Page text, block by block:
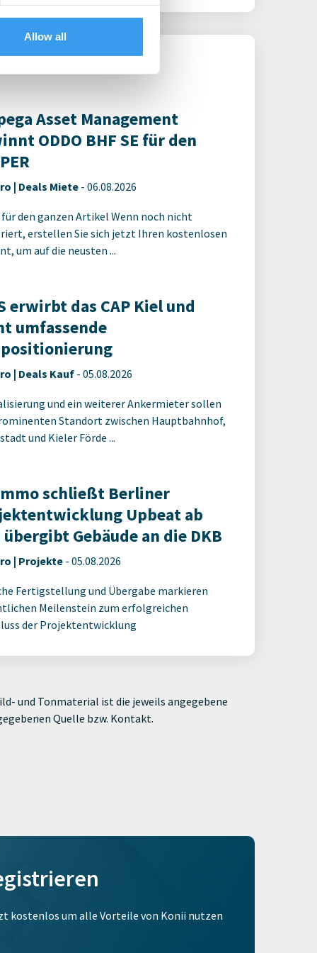
Allow all
Asset Management
ODDO BHF SE für den
| Deals Miete- 06.08.2026
den ganzen Artikel Wenn noch nicht
erstellen Sie sich jetzt Ihren kostenlosen
um auf die neusten ...
erwirbt das CAP Kiel und
umfassende
| Deals Kauf- 05.08.2026
und ein weiterer Ankermieter sollen
Standort zwischen Hauptbahnhof,
und Kieler Förde ...
schließt Berliner
Upbeat ab
Gebäude an die DKB
| Projekte - 05.08.2026
Fertigstellung und Übergabe markieren
Meilenstein zum erfolgreichen
der Projektentwicklung
und Tonmaterial ist die jeweils angegebene
Quelle bzw. Kontakt.
kostenlos um alle Vorteile von Konii nutzen